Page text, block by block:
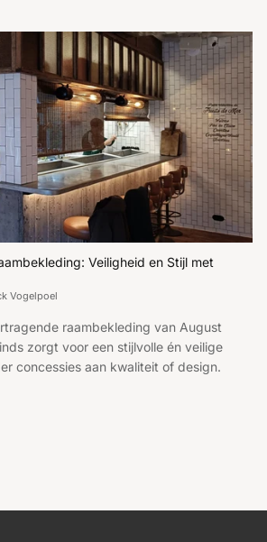
Veiligheid en Stijl met
Vogelpoel
raambekleding van August
zorgt voor een stijlvolle én veilige
concessies aan kwaliteit of design.